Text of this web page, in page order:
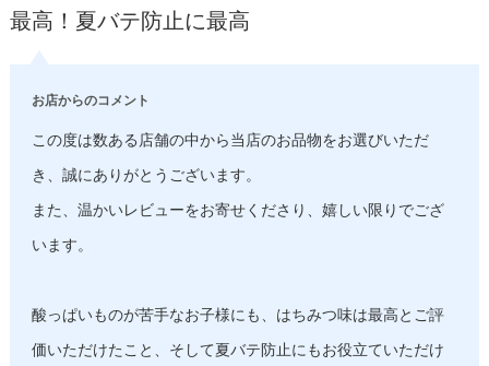
最高！夏バテ防止に最高
お店からのコメント
この度は数ある店舗の中から当店のお品物をお選びいただ
き、誠にありがとうございます。
また、温かいレビューをお寄せくださり、嬉しい限りでござ
います。
酸っぱいものが苦手なお子様にも、はちみつ味は最高とご評
価いただけたこと、そして夏バテ防止にもお役立ていただけ